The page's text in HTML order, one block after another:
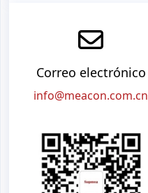
Correo electrónico
info@meacon.com.cn